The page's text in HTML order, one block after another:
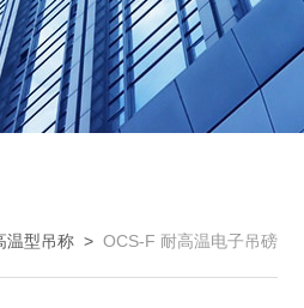
温型吊称 > OCS-F 耐高温电子吊磅